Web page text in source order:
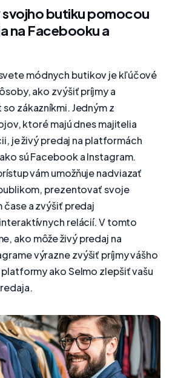
svojho butiku pomocou
na Facebooku a
módnych butikov je kľúčové
ako zvýšiť príjmy a
zákazníkmi. Jedným z
ktoré majú dnes majitelia
je živý predaj na platformách
sú Facebook a Instagram.
vám umožňuje nadviazať
prezentovať svoje
a zvýšiť predaj
relácií. V tomto
ako môže živý predaj na
výrazne zvýšiť príjmy vášho
platformy ako Selmo zlepšiť vašu